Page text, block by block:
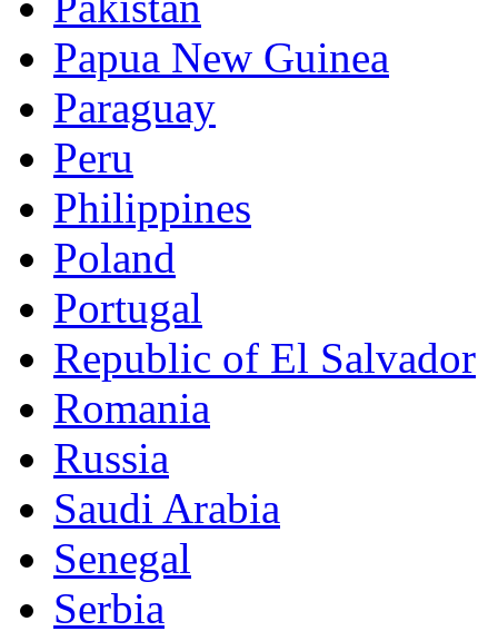
Papua New Guinea
Paraguay
Peru
Philippines
Poland
Portugal
Republic of El Salvador
Romania
Russia
Saudi Arabia
Senegal
Serbia